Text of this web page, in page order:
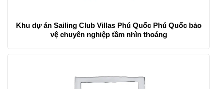
Khu dự án Sailing Club Villas Phú Quốc Phú Quốc bảo
vệ chuyên nghiệp tầm nhìn thoáng